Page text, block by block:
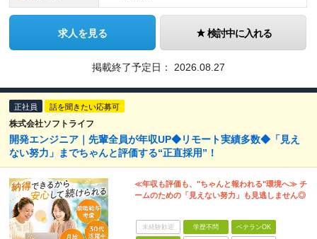
求人を見る 検討中に入れる
掲載終了予定日： 2026.08.27
正社員 話を聞きたい応募可
株式会社ソフトライフ
開発エンジニア｜先輩全員が年収UP◆リモート実績多数◆「見え
ない努力」までちゃんと評価する“正直採用”！
≪年収も評価も、"ちゃんと報われる"環境へ≫ チ
ームのための「見えない努力」も見逃しません◎
未経験歓迎 学歴不問 ベテランOK